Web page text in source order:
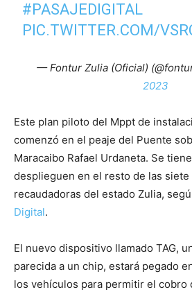
#PASAJEDIGITAL
PIC.TWITTER.COM/
— Fontur Zulia (Oficial)
2023
Este plan piloto del Mppt de
comenzó en el peaje del Puente
Maracaibo Rafael Urdaneta. Se
desplieguen en el resto de las siete
recaudadoras del estado Zulia,
Digital.
El nuevo dispositivo llamado TAG,
parecida a un chip, estará pegado
los vehículos para permitir el cobro